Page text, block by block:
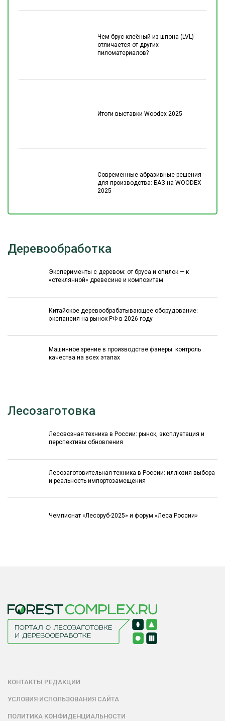
Чем брус клеёный из шпона (LVL)
отличается от других
пиломатериалов?
Итоги выставки Woodex 2025
Современные абразивные решения
для производства: БАЗ на WOODEX
2025
Деревообработка
Эксперименты с деревом: от бруса и опилок — к
«стеклянной» древесине и композитам
Китайское деревообрабатывающее оборудование:
экспансия на рынок РФ в 2026 году
Машинное зрение в производстве фанеры: контроль
качества на всех этапах
Лесозаготовка
Лесовозная техника в России: рынок, эксплуатация и
перспективы обновления
Лесозаготовительная техника в России: иллюзия выбора
и реальность импортозамещения
Чемпионат «Лесоруб-2025» и форум «Леса России»
КОНТАКТЫ РЕДАКЦИИ
УСЛОВИЯ ИСПОЛЬЗОВАНИЯ САЙТА
ПОЛИТИКА КОНФИДЕНЦИАЛЬНОСТИ